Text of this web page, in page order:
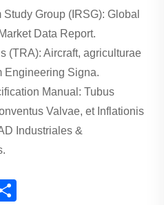
Group (IRSG): Global
Data Report.
(TRA): Aircraft, agriculturae
Engineering Signa.
Manual: Tubus
Valvae, et Inflationis
Industriales &